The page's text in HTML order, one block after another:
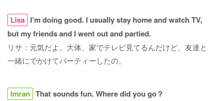
Lisa I’m doing good. I usually stay home and watch TV,
but my friends and I went out and partied.
リサ：元気だよ。大体、家でテレビ見てるんだけど、友達と
一緒にでかけてパーティーしたの。
Imran That sounds fun. Where did you go？